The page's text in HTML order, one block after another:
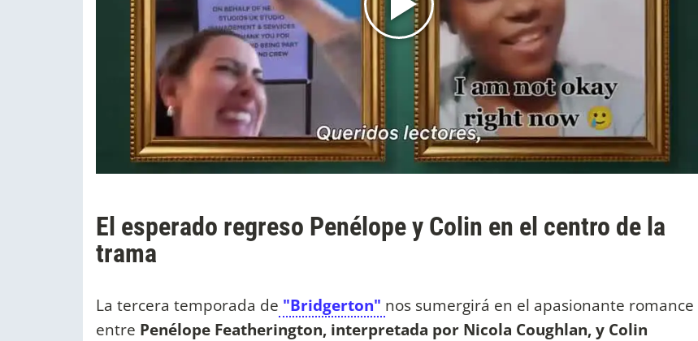
El esperado regreso Penélope y Colin en el centro de la
trama
La tercera temporada de "Bridgerton" nos sumergirá en el apasionante romance
entre Penélope Featherington, interpretada por Nicola Coughlan, y Colin